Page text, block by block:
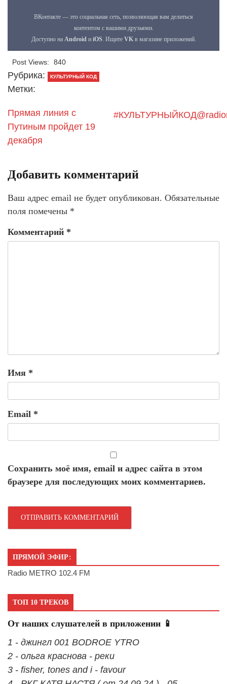
Post Views: 840
Рубрика: КУЛЬТУРНЫЙ КОД
Метки:
Прямая линия с
Путиным пройдет 19
декабря
Добавить комментарий
Ваш адрес email не будет опубликован. Обязательные
поля помечены *
Комментарий *
Имя *
Email *
Сохранить моё имя, email и адрес сайта в этом
браузере для последующих моих комментариев.
ПРЯМОЙ ЭФИР:
Radio METRO 102.4 FM
ТОП 10 ТРЕКОВ
От наших слушателей в приложении 📱
1 - джингл 001 BODROE YTRO
2 - ольга краснова - реки
3 - fisher, tones and i - favour